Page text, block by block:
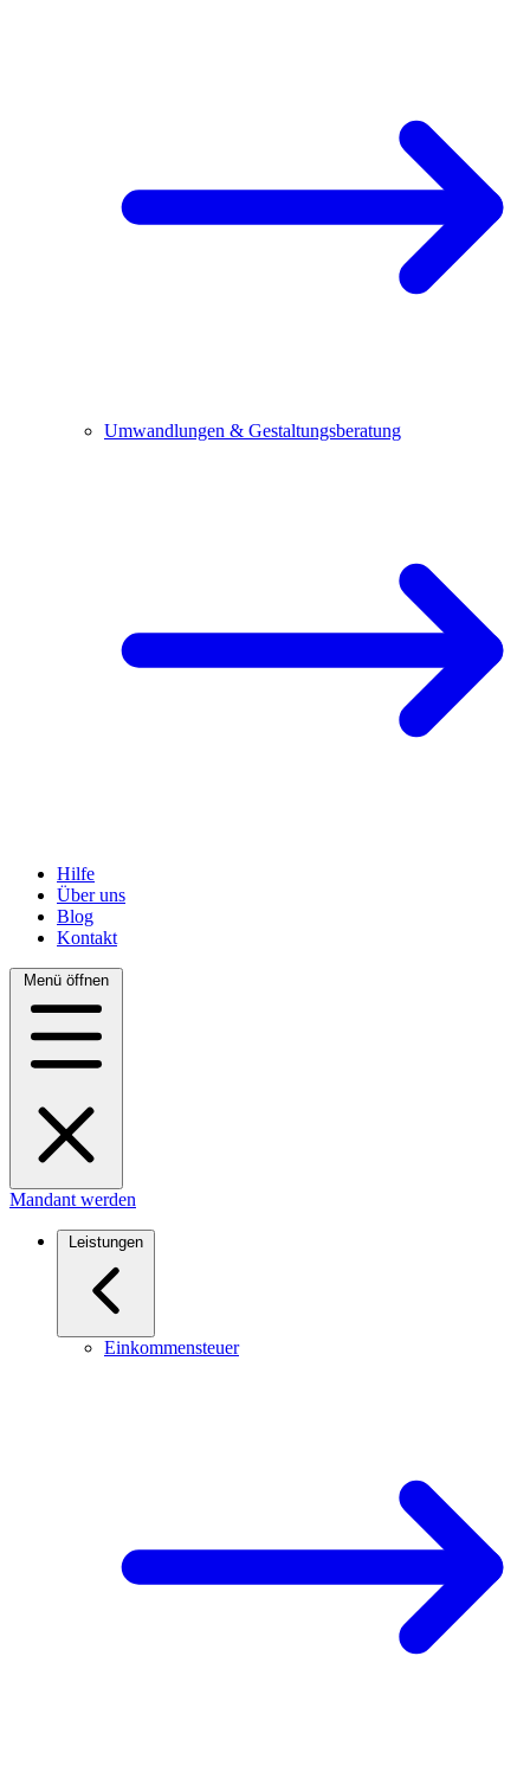
Umwandlungen & Gestaltungsberatung
Hilfe
Über uns
Blog
Kontakt
Menü öffnen
Mandant werden
Leistungen
Einkommensteuer